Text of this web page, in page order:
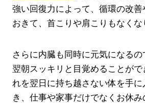
強い回復力によって、循環の改
おきて、首こりや肩こりもなくな
さらに内臓も同時に元気になるの
翌朝スッキリと目覚めることが
れを翌日に持ち越さない体を手
き、仕事や家事だけでなくお休